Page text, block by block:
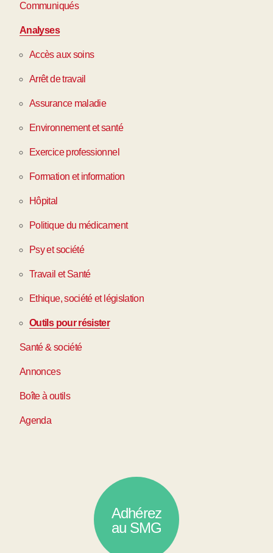
Communiqués
Analyses
Accès aux soins
Arrêt de travail
Assurance maladie
Environnement et santé
Exercice professionnel
Formation et information
Hôpital
Politique du médicament
Psy et société
Travail et Santé
Ethique, société et législation
Outils pour résister
Santé & société
Annonces
Boîte à outils
Agenda
Adhérez
au SMG